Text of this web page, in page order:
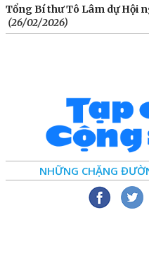
Tổng Bí thư Tô Lâm dự Hội
(26/02/2026)
NHỮNG CHẶNG